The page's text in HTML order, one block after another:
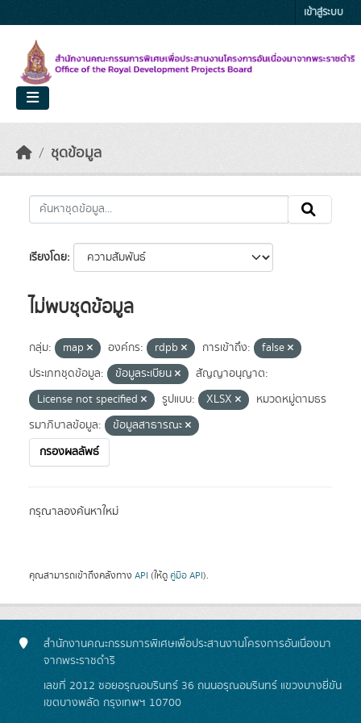
เข้าสู่ระบบ
ชุดข้อมูล
เรียงโดย
ไม่พบชุดข้อมูล
กลุ่ม: map องค์กร: rdpb การเข้าถึง:
false
ประเภทชุดข้อมูล:
ข้อมูลระเบียน
สัญญาอนุญาต:
License not specified
รูปแบบ: XLSX
หมวดหมู่ตามธร
รมาภิบาลข้อมูล:
ข้อมูลสาธารณะ
กรองผลลัพธ์
กรุณาลองค้นหาใหม่
คุณสามารถเข้าถึงคลังทาง API (ให้ดู คู่มือ API).
สำนักงานคณะกรรมการพิเศษเพื่อประสานงานโครงการอันเนื่องมา
จากพระราชดำริ
เลขที่ 2012 ซอยอรุณอมรินทร์ 36 ถนนอรุณอมรินทร์ แขวงบางยี่ขัน
เขตบางพลัด กรุงเทพฯ 10700